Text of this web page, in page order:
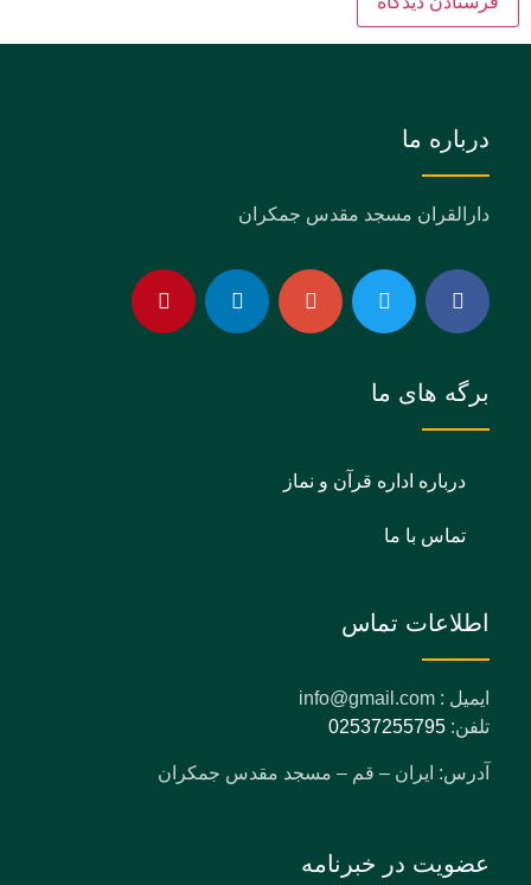
درباره ما
دارالقران مسجد مقدس جمکران
برگه های ما
درباره اداره قرآن و نماز
تماس با ما
اطلاعات تماس
ایمیل : info@gmail.com
تلفن: 02537255795
آدرس: ایران – قم – مسجد مقدس جمکران
عضویت در خبرنامه